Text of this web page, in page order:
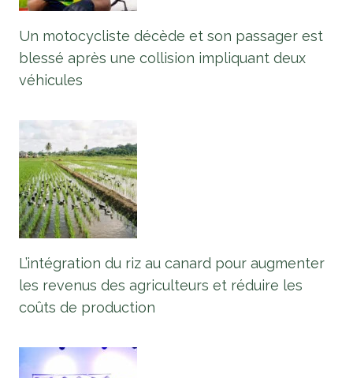
Un motocycliste décède et son passager est
blessé après une collision impliquant deux
véhicules
L’intégration du riz au canard pour augmenter
les revenus des agriculteurs et réduire les
coûts de production